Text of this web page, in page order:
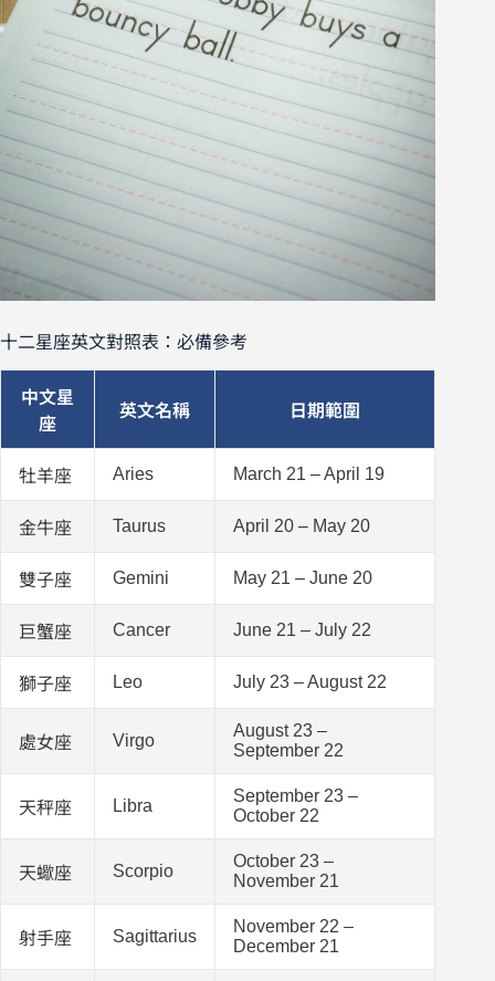
十二星座英文對照表：必備參考
中文星
座
英文名稱 日期範圍
牡羊座 Aries March 21 – April 19
金牛座 Taurus April 20 – May 20
雙子座 Gemini May 21 – June 20
巨蟹座 Cancer June 21 – July 22
獅子座 Leo July 23 – August 22
處女座 Virgo
August 23 –
September 22
天秤座 Libra
September 23 –
October 22
天蠍座 Scorpio
October 23 –
November 21
射手座 Sagittarius
November 22 –
December 21